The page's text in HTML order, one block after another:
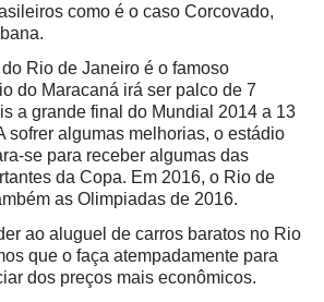
como é o caso Corcovado,
Rio de Janeiro é o famoso
do Maracaná irá ser palco de 7
a grande final do Mundial 2014 a 13
sofrer algumas melhorias, o estádio
se para receber algumas das
da Copa. Em 2016, o Rio de
as Olimpiadas de 2016.
ao aluguel de carros baratos no Rio
que o faça atempadamente para
dos preços mais econômicos.